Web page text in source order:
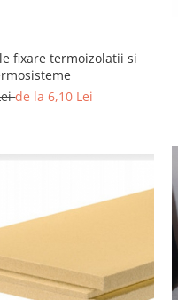
fixare termoizolatii si
de la 6,10 Lei